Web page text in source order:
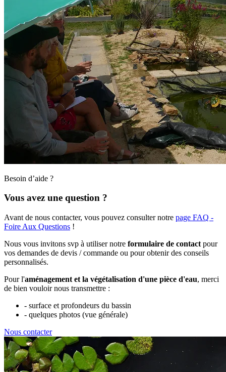
Besoin d’aide ?
Vous avez une question ?
Avant de nous contacter, vous pouvez consulter notre page FAQ -
Foire Aux Questions !
Nous vous invitons svp à utiliser notre formulaire de contact pour
vos demandes de devis / commande ou pour obtenir des conseils
personnalisés.
Pour l'aménagement et la végétalisation d'une pièce d'eau, merci
de bien vouloir nous transmettre :
- surface et profondeurs du bassin
- quelques photos (vue générale)
Nous contacter